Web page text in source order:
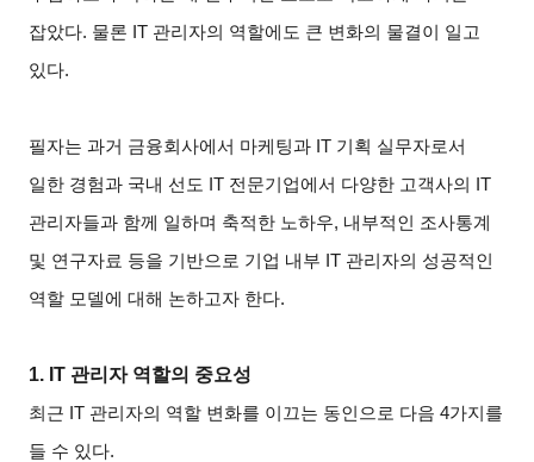
잡았다. 물론 IT 관리자의 역할에도 큰 변화의 물결이 일고
있다.
필자는 과거 금융회사에서 마케팅과 IT 기획 실무자로서
일한 경험과 국내 선도 IT 전문기업에서 다양한 고객사의 IT
관리자들과 함께 일하며 축적한 노하우, 내부적인 조사통계
및 연구자료 등을 기반으로 기업 내부 IT 관리자의 성공적인
역할 모델에 대해 논하고자 한다.
1. IT 관리자 역할의 중요성
최근 IT 관리자의 역할 변화를 이끄는 동인으로 다음 4가지를
들 수 있다.